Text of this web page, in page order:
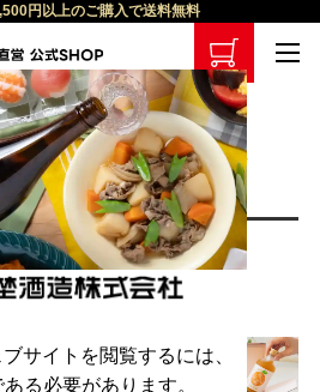
円以上のご購入で送料無料
歳暮冬ギフト2024/日本酒特集
特集
サイトを閲覧するには、
る必要があります。